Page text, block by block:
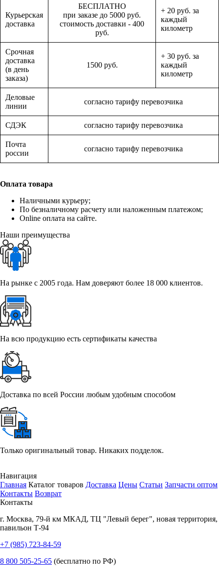
Курьерская
доставка
БЕСПЛАТНО
при заказе до 5000 руб.
стоимость доставки - 400
руб.
+ 20 руб. за
каждый
километр
Срочная
доставка
(в день
заказа)
1500 руб.
+ 30 руб. за
каждый
километр
Деловые
линии
согласно тарифу перевозчика
СДЭК согласно тарифу перевозчика
Почта
россии
согласно тарифу перевозчика
Оплата товара
Наличными курьеру;
По безналичному расчету или наложенным платежом;
Online оплата на сайте.
Наши преимущества
На рынке с 2005 года. Нам доверяют более 18 000 клиентов.
На всю продукцию есть сертификаты качества
Доставка по всей России любым удобным способом
Только оригинальный товар. Никаких подделок.
Навигация
Главная Каталог товаров Доставка Цены Статьи Запчасти оптом
Контакты Возврат
Контакты
г. Москва, 79-й км МКАД, ТЦ "Левый берег", новая территория,
павильон Т-94
+7 (985) 723-84-59
8 800 505-25-65 (бесплатно по РФ)